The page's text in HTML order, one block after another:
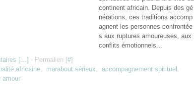
continent africain. Depuis des gé
nérations, ces traditions accomp
agnent les personnes confrontée
s aux ruptures amoureuses, aux
conflits émotionnels...
[…] - Permalien [#]
africaine, marabout sérieux, accompagnement spirituel ,
amour